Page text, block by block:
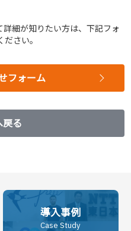
詳細が知りたい方は、下記フォ
さい。
フォーム
戻る
導入事例
Case Study